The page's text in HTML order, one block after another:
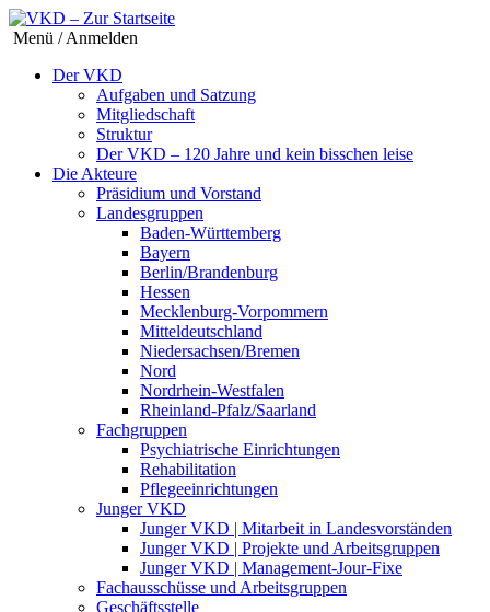
Menü / Anmelden
Der VKD
Aufgaben und Satzung
Mitgliedschaft
Struktur
Der VKD – 120 Jahre und kein bisschen leise
Die Akteure
Präsidium und Vorstand
Landesgruppen
Baden-Württemberg
Bayern
Berlin/Brandenburg
Hessen
Mecklenburg-Vorpommern
Mitteldeutschland
Niedersachsen/Bremen
Nord
Nordrhein-Westfalen
Rheinland-Pfalz/Saarland
Fachgruppen
Psychiatrische Einrichtungen
Rehabilitation
Pflegeeinrichtungen
Junger VKD
Junger VKD | Mitarbeit in Landesvorständen
Junger VKD | Projekte und Arbeitsgruppen
Junger VKD | Management-Jour-Fixe
Fachausschüsse und Arbeitsgruppen
Geschäftsstelle